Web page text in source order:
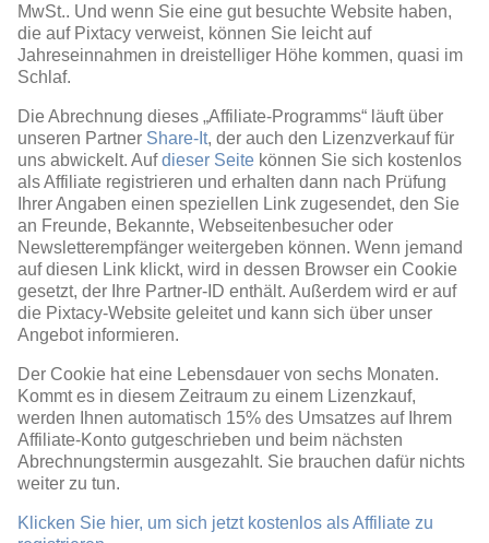
MwSt.. Und wenn Sie eine gut besuchte Website haben,
die auf Pixtacy verweist, können Sie leicht auf
Jahreseinnahmen in dreistelliger Höhe kommen, quasi im
Schlaf.
Die Abrechnung dieses „Affiliate-Programms“ läuft über
unseren Partner Share-It, der auch den Lizenzverkauf für
uns abwickelt. Aufdieser Seite können Sie sich kostenlos
als Affiliate registrieren und erhalten dann nach Prüfung
Ihrer Angaben einen speziellen Link zugesendet, den Sie
an Freunde, Bekannte, Webseitenbesucher oder
Newsletterempfänger weitergeben können. Wenn jemand
auf diesen Link klickt, wird in dessen Browser ein Cookie
gesetzt, der Ihre Partner-ID enthält. Außerdem wird er auf
die Pixtacy-Website geleitet und kann sich über unser
Angebot informieren.
Der Cookie hat eine Lebensdauer von sechs Monaten.
Kommt es in diesem Zeitraum zu einem Lizenzkauf,
werden Ihnen automatisch 15% des Umsatzes auf Ihrem
Affiliate-Konto gutgeschrieben und beim nächsten
Abrechnungstermin ausgezahlt. Sie brauchen dafür nichts
weiter zu tun.
Klicken Sie hier, um sich jetzt kostenlos als Affiliate zu